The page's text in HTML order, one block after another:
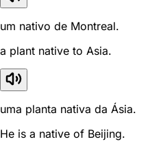
um nativo de Montreal.
a plant native to Asia.
uma planta nativa da Ásia.
He is a native of Beijing.